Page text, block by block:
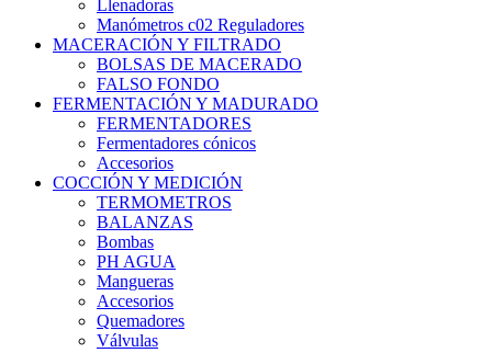
Llenadoras
Manómetros c02 Reguladores
MACERACIÓN Y FILTRADO
BOLSAS DE MACERADO
FALSO FONDO
FERMENTACIÓN Y MADURADO
FERMENTADORES
Fermentadores cónicos
Accesorios
COCCIÓN Y MEDICIÓN
TERMOMETROS
BALANZAS
Bombas
PH AGUA
Mangueras
Accesorios
Quemadores
Válvulas